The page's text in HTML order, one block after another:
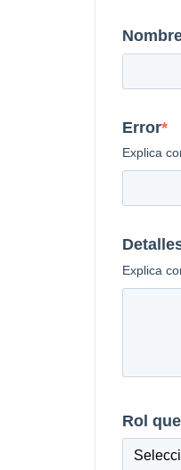
Error*
Explica
Explica
Rol